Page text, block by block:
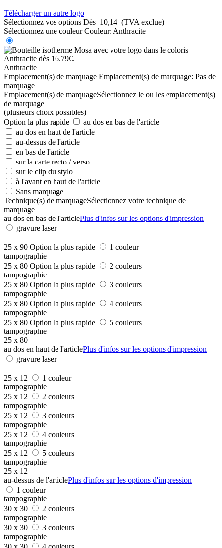
Télécharger un autre logo
Sélectionnez vos options Dès 10,14 (TVA exclue)
Sélectionnez une couleur Couleur: Anthracite
Anthracite
Emplacement(s) de marquage Emplacement(s) de marquage: Pas de
marquage
Emplacement(s) de marquageSélectionnez le ou les emplacement(s)
de marquage
(plusieurs choix possibles)
Option la plus rapide
au dos en bas de l'article
au dos en haut de l'article
au-dessus de l'article
en bas de l'article
sur la carte recto / verso
sur le clip du stylo
à l'avant en haut de l'article
Sans marquage
Technique(s) de marquageSélectionnez votre technique de
marquage
au dos en bas de l'articlePlus d'infos sur les options d'impression
gravure laser
25 x 90 Option la plus rapide
1 couleur
tampographie
25 x 80 Option la plus rapide
2 couleurs
tampographie
25 x 80 Option la plus rapide
3 couleurs
tampographie
25 x 80 Option la plus rapide
4 couleurs
tampographie
25 x 80 Option la plus rapide
5 couleurs
tampographie
25 x 80
au dos en haut de l'articlePlus d'infos sur les options d'impression
gravure laser
25 x 12
1 couleur
tampographie
25 x 12
2 couleurs
tampographie
25 x 12
3 couleurs
tampographie
25 x 12
4 couleurs
tampographie
25 x 12
5 couleurs
tampographie
25 x 12
au-dessus de l'articlePlus d'infos sur les options d'impression
1 couleur
tampographie
30 x 30
2 couleurs
tampographie
30 x 30
3 couleurs
tampographie
30 x 30
4 couleurs